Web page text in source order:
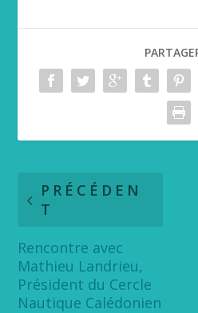
PRÉCÉDEN
T
Rencontre avec
Mathieu Landrieu,
Président du Cercle
Nautique Calédonien